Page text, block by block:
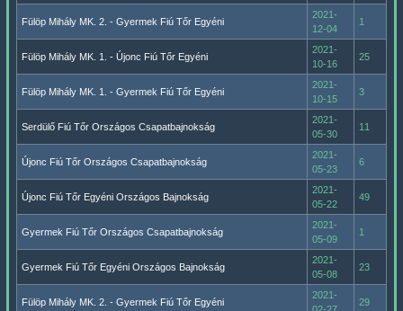
Fülöp Mihály MK. 2. - Gyermek Fiú Tőr Egyéni
2021-
12-04
1
Fülöp Mihály MK. 1. - Újonc Fiú Tőr Egyéni
2021-
10-16
25
Fülöp Mihály MK. 1. - Gyermek Fiú Tőr Egyéni
2021-
10-15
3
Serdülő Fiú Tőr Országos Csapatbajnokság
2021-
05-30
11
Újonc Fiú Tőr Országos Csapatbajnokság
2021-
05-23
6
Újonc Fiú Tőr Egyéni Országos Bajnokság
2021-
05-22
49
Gyermek Fiú Tőr Országos Csapatbajnokság
2021-
05-09
1
Gyermek Fiú Tőr Egyéni Országos Bajnokság
2021-
05-08
23
Fülöp Mihály MK. 2. - Gyermek Fiú Tőr Egyéni
2021-
29